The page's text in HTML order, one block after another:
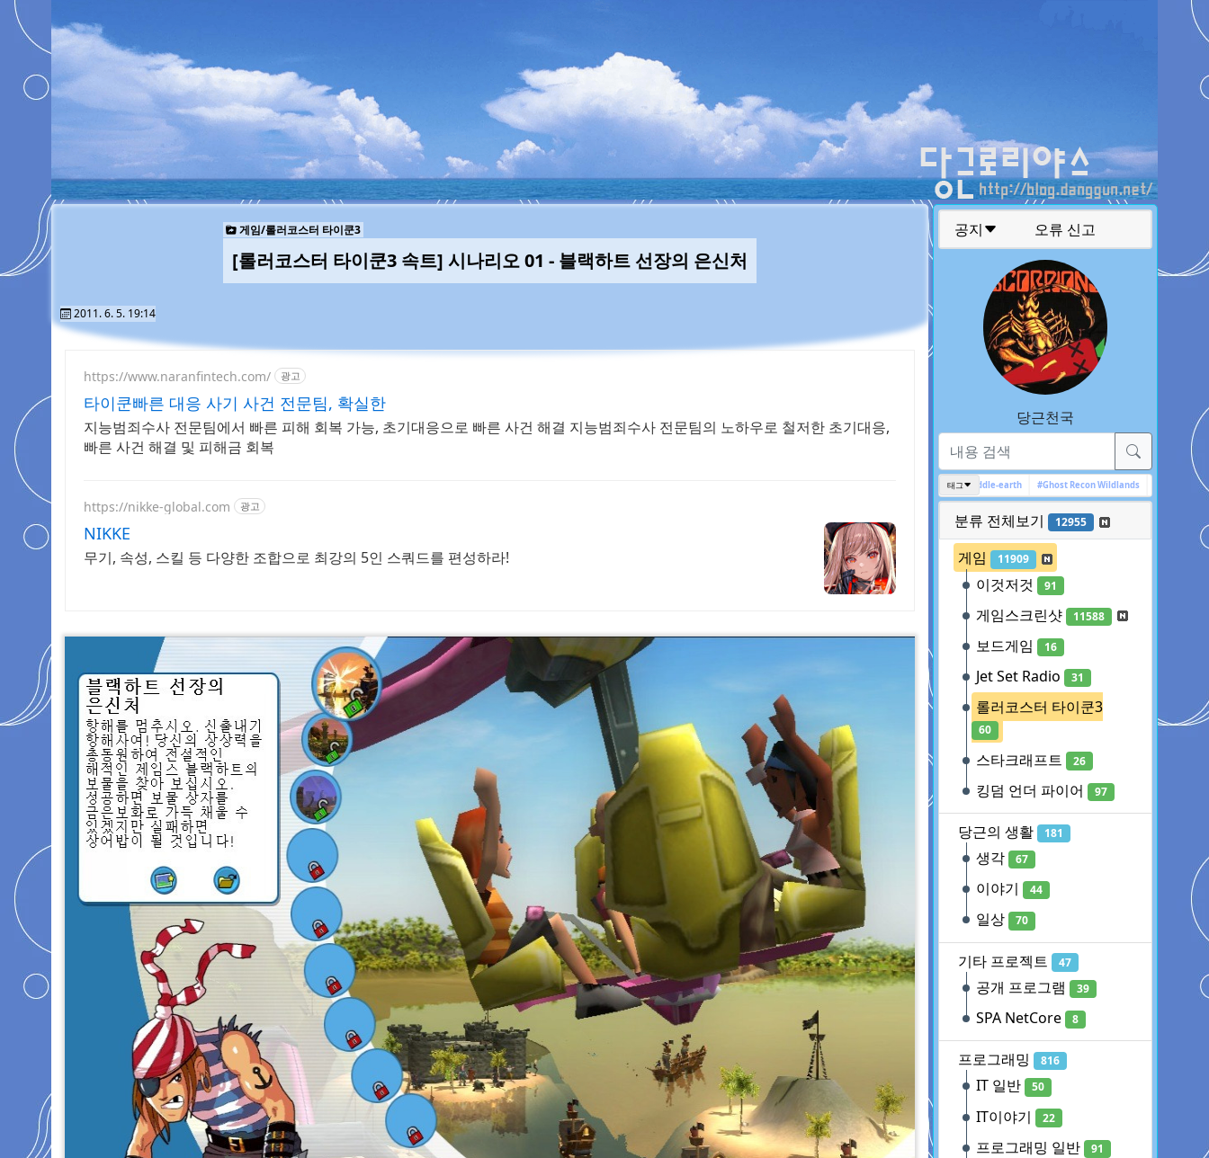
공지 댓글 삭제 규정
당근천국
태그
#Middle-earth #Ghost Recon Wildlands #아캄 시리즈 #
분류 전체보기 12955
게임 11909
이것저것 91
게임스크린샷 11588
보드게임 16
Jet Set Radio 31
롤러코스터 타이쿤3
60
스타크래프트 26
킹덤 언더 파이어 97
당근의 생활 181
생각 67
이야기 44
일상 70
기타 프로젝트 47
공개 프로그램 39
SPA NetCore 8
프로그래밍 816
IT 일반 50
IT이야기 22
프로그래밍 일반 91
게임/롤러코스터 타이쿤3
[롤러코스터 타이쿤3 속트] 시나리오 01 - 블랙하트 선장의 은신처
2011. 6. 5. 19:14
https://www.naranfintech.com/ 광고
타이쿤빠른 대응 사기 사건 전문팀, 확실한
지능범죄수사 전문팀에서 빠른 피해 회복 가능, 초기대응으로 빠른 사건 해결 지능범죄수사 전문팀의 노하우로 철저한 초기대응,
빠른 사건 해결 및 피해금 회복
https://nikke-global.com 광고
NIKKE
무기, 속성, 스킬 등 다양한 조합으로 최강의 5인 스쿼드를 편성하라!